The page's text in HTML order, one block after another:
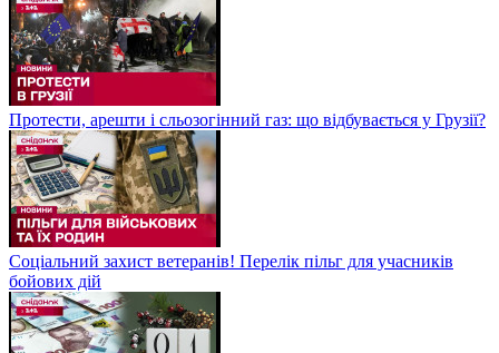
Протести, арешти і сльозогінний газ: що відбувається у Грузії?
Соціальний захист ветеранів! Перелік пільг для учасників
бойових дій